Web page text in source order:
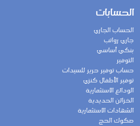
الحسابات
الحساب الجاري
جاري رواتب
بنكي أساسي
التوفير
حساب توفير حرير للسيدات
توفير الأطفال كنزي
الودائع الاستثمارية
الخزائن الحديدية
الشهادات الاستثمارية
صكوك الحج